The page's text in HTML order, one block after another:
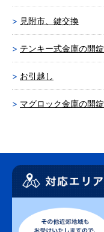
見附市、鍵交換
テンキー式金庫の開錠
お引越し
マグロック金庫の開錠